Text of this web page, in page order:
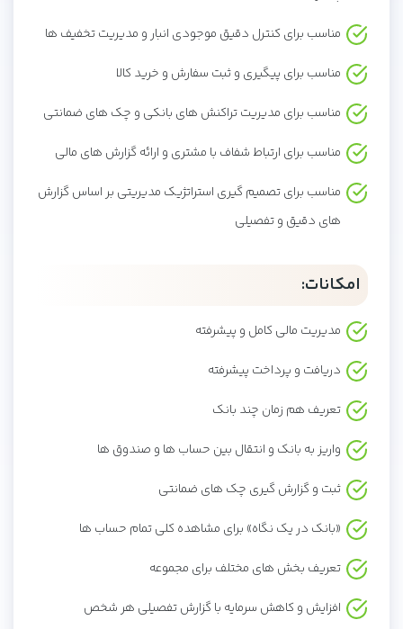
مناسب برای کنترل دقیق موجودی انبار و مدیریت تخفیف ها
مناسب برای پیگیری و ثبت سفارش و خرید کالا
مناسب برای مدیریت تراکنش های بانکی و چک های ضمانتی
مناسب برای ارتباط شفاف با مشتری و ارائه گزارش های مالی
مناسب برای تصمیم گیری استراتژیک مدیریتی بر اساس گزارش
های دقیق و تفصیلی
امکانات:
مدیریت مالی کامل و پیشرفته
دریافت و پرداخت پیشرفته
تعریف هم زمان چند بانک
واریز به بانک و انتقال بین حساب ها و صندوق ها
ثبت و گزارش گیری چک های ضمانتی
«بانک در یک نگاه» برای مشاهده کلی تمام حساب ها
تعریف بخش های مختلف برای مجموعه
افزایش و کاهش سرمایه با گزارش تفصیلی هر شخص